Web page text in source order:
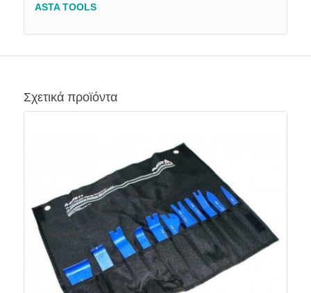
ASTA TOOLS
Σχετικά προϊόντα